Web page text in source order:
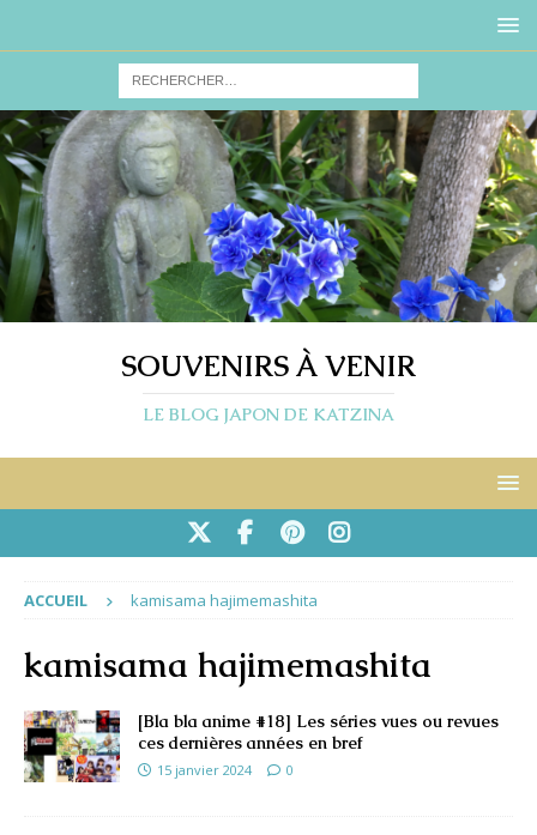
SOUVENIRS À VENIR
LE BLOG JAPON DE KATZINA
ACCUEIL kamisama hajimemashita
kamisama hajimemashita
[Bla bla anime #18] Les séries vues ou revues
ces dernières années en bref
15 janvier 2024 0